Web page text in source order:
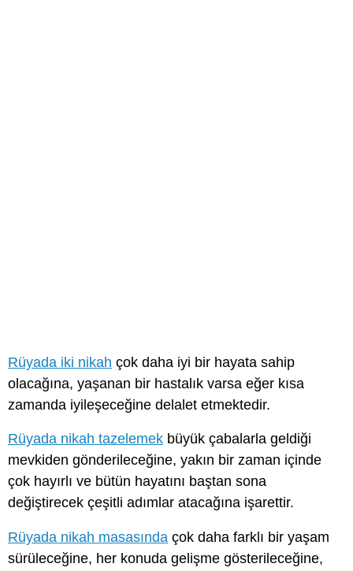
Rüyada iki nikah çok daha iyi bir hayata sahip
olacağına, yaşanan bir hastalık varsa eğer kısa
zamanda iyileşeceğine delalet etmektedir.
Rüyada nikah tazelemek büyük çabalarla geldiği
mevkiden gönderileceğine, yakın bir zaman içinde
çok hayırlı ve bütün hayatını baştan sona
değiştirecek çeşitli adımlar atacağına işarettir.
Rüyada nikah masasında çok daha farklı bir yaşam
sürüleceğine, her konuda gelişme gösterileceğine,